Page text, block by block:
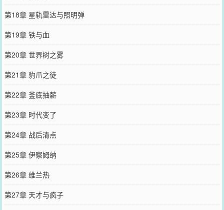
第18章 星轨雷达与照明弹
第19章 铁与血
第20章 世界树之雾
第21章 豹爪之徒
第22章 釜底抽薪
第23章 时代变了
第24章 战后清点
第25章 伊察姆纳
第26章 维兰热
第27章 天才与疯子